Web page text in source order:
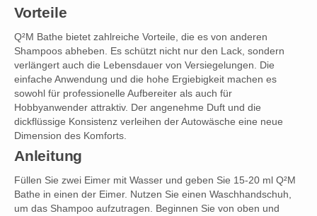
Vorteile
Q²M Bathe bietet zahlreiche Vorteile, die es von anderen
Shampoos abheben. Es schützt nicht nur den Lack, sondern
verlängert auch die Lebensdauer von Versiegelungen. Die
einfache Anwendung und die hohe Ergiebigkeit machen es
sowohl für professionelle Aufbereiter als auch für
Hobbyanwender attraktiv. Der angenehme Duft und die
dickflüssige Konsistenz verleihen der Autowäsche eine neue
Dimension des Komforts.
Anleitung
Füllen Sie zwei Eimer mit Wasser und geben Sie 15-20 ml Q²M
Bathe in einen der Eimer. Nutzen Sie einen Waschhandschuh,
um das Shampoo aufzutragen. Beginnen Sie von oben und